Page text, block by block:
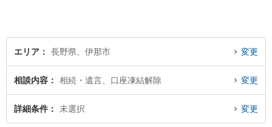
エリア 長野県、伊那市 変更
相談内容 相続・遺言、口座凍結解除 変更
詳細条件 未選択 変更